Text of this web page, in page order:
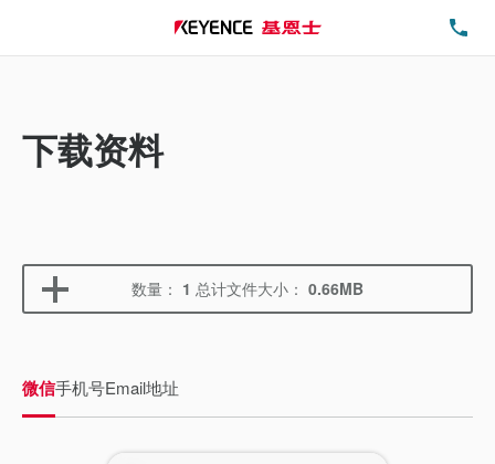
下载资料
数量： 1 总计文件大小： 0.66MB
微信手机号Email地址